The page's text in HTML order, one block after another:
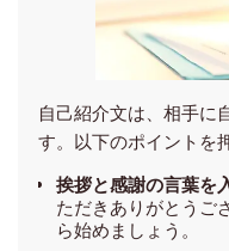
自己紹介文は、相手に
す。以下のポイントを
挨拶と感謝の言葉を
ただきありがとうご
ら始めましょう。